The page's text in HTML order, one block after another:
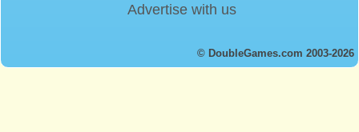
Advertise with us
© DoubleGames.com 2003-2026